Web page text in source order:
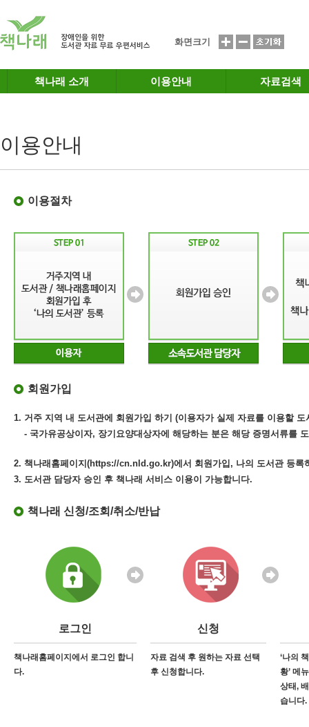
화면크기
책나래 소개 이용안내 자료검색
이용안내
이용절차
회원가입
1. 거주 지역 내 도서관에 회원가입 하기 (이용자가 실제 자료를 이용할 도
- 국가유공상이자, 장기요양대상자에 해당하는 분은 해당 증명서류를
2. 책나래홈페이지(https://cn.nld.go.kr)에서 회원가입, 나의 도서관 등록
3. 도서관 담당자 승인 후 책나래 서비스 이용이 가능합니다.
책나래 신청/조회/취소/반납
로그인
책나래홈페이지에서 로그인 합니
다.
신청
자료 검색 후 원하는 자료 선택
후 신청합니다.
‘나의
황’ 메
상태,
습니다.